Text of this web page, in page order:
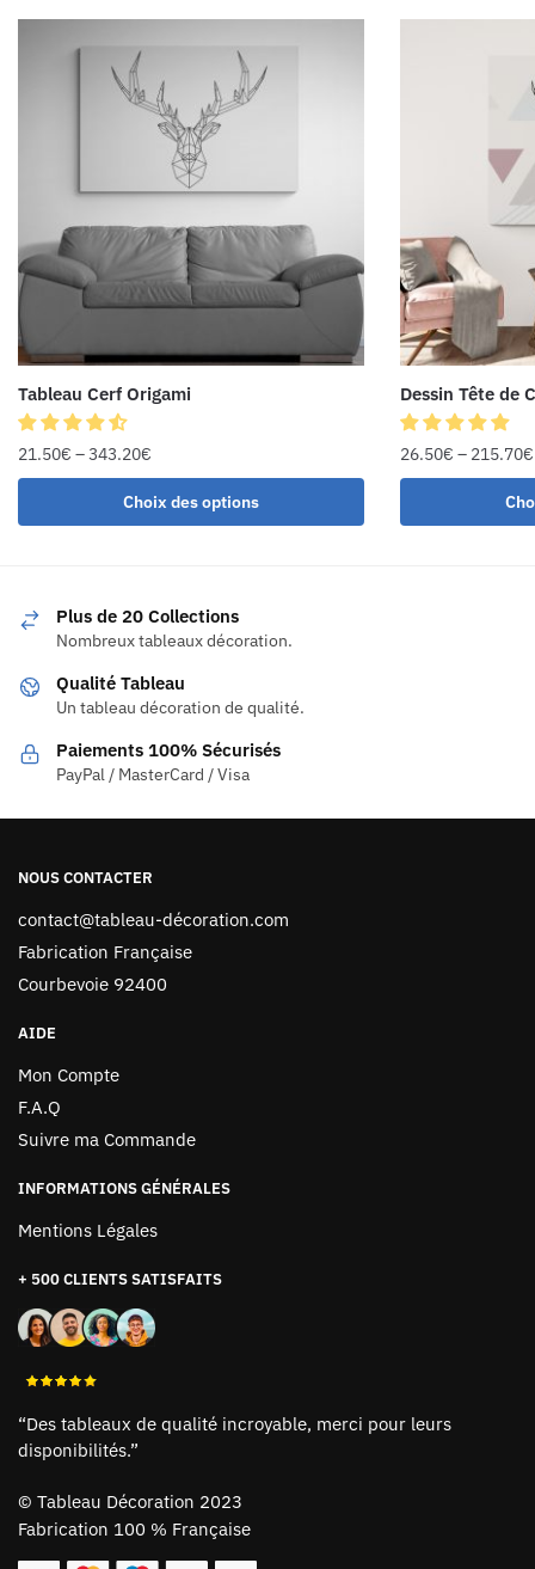
Tableau Cerf Origami
21.50€ –343.20€
Choix des options
Dessin Tête de
26.50€ – 215.70€
Plus de 20 Collections
Nombreux tableaux décoration.
Qualité Tableau
Un tableau décoration de qualité.
Paiements 100% Sécurisés
PayPal / MasterCard / Visa
NOUS CONTACTER
contact@tableau-décoration.com
Fabrication Française
Courbevoie 92400
AIDE
Mon Compte
F.A.Q
Suivre ma Commande
INFORMATIONS GÉNÉRALES
Mentions Légales
+ 500 CLIENTS SATISFAITS
“Des tableaux de qualité incroyable, merci pour leurs
disponibilités.”
© Tableau Décoration 2023
Fabrication 100 % Française